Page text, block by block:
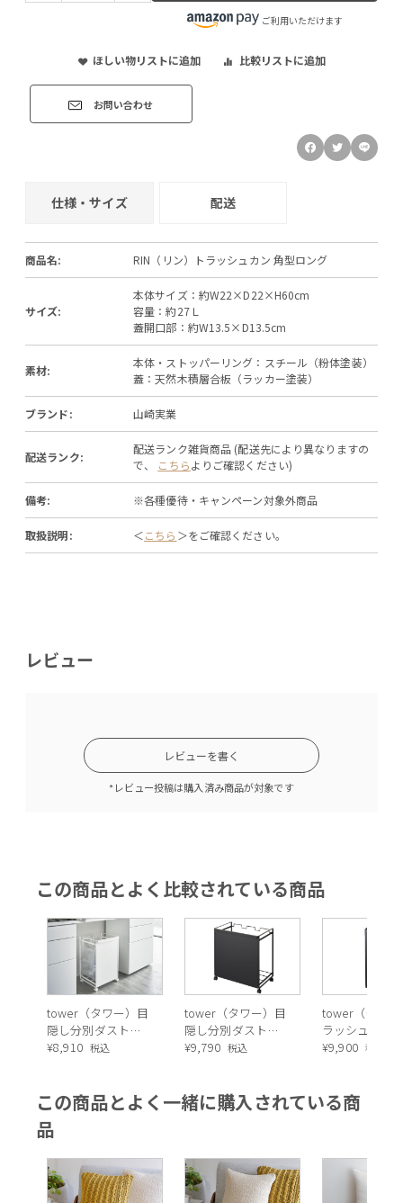
ご利用いただけます
ほしい物リストに追加 比較リストに追加
お問い合わせ
仕様・サイズ 配送
商品名: RIN（リン）トラッシュカン 角型ロング
サイズ:
本体サイズ：約W22×D22×H60cm
容量：約27Ｌ
蓋開口部：約W13.5×D13.5cm
素材:
本体・ストッパーリング：スチール（粉体塗装）
蓋：天然木積層合板（ラッカー塗装）
ブランド: 山崎実業
配送ランク:
配送ランク雑貨商品 (配送先により異なりますの
で、 こちらよりご確認ください)
備考: ※各種優待・キャンペーン対象外商品
取扱説明: ＜こちら ＞をご確認ください。
レビュー
レビューを書く
*レビュー投稿は購入済み商品が対象です
この商品とよく比較されている商品
tower（タワー）目
隠し分別ダストワ
ゴン 2分別
¥8,910 税込
tower（タワー）目
隠し分別ダストワ
ゴン 3分別
¥9,790 税込
tower（タワ
ラッシュカン
ロング
¥9,900 税込
この商品とよく一緒に購入されている商
品